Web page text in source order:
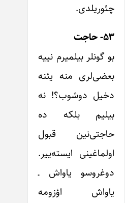
چئوریلدی.
۵۳- حاجت
بو گونلر بیلمیرم نییه
بعضی‌لری منه یئنه
دخیل دوشوب؟! نه
بیلیم بلکه ده
حاجتی‌نین قبول
اولماغینی ایسته‌ییر.
دوغروسو یاواش ـ
یاواش اؤزومه